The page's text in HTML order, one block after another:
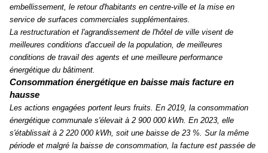
embellissement, le retour d'habitants en centre-ville et la mise en
service de surfaces commerciales supplémentaires.
La restructuration et l'agrandissement de l'hôtel de ville visent de
meilleures conditions d'accueil de la population, de meilleures
conditions de travail des agents et une meilleure performance
énergétique du bâtiment.
Consommation énergétique en baisse mais facture en
hausse
Les actions engagées portent leurs fruits. En 2019, la consommation
énergétique communale s'élevait à 2 900 000 kWh. En 2023, elle
s'établissait à 2 220 000 kWh, soit une baisse de 23 %. Sur la même
période et malgré la baisse de consommation, la facture est passée de